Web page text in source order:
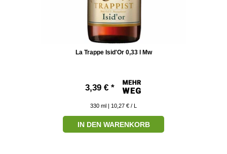
La Trappe Isid'Or 0,33 l Mw
3,39 € *
330 ml | 10,27 € / L
IN DEN WARENKORB